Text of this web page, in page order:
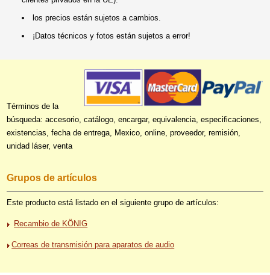
los precios están sujetos a cambios.
¡Datos técnicos y fotos están sujetos a error!
Términos de la
búsqueda: accesorio, catálogo, encargar, equivalencia, especificaciones,
existencias, fecha de entrega, Mexico, online, proveedor, remisión,
unidad láser, venta
Grupos de artículos
Este producto está listado en el siguiente grupo de artículos:
Recambio de KÖNIG
Correas de transmisión para aparatos de audio